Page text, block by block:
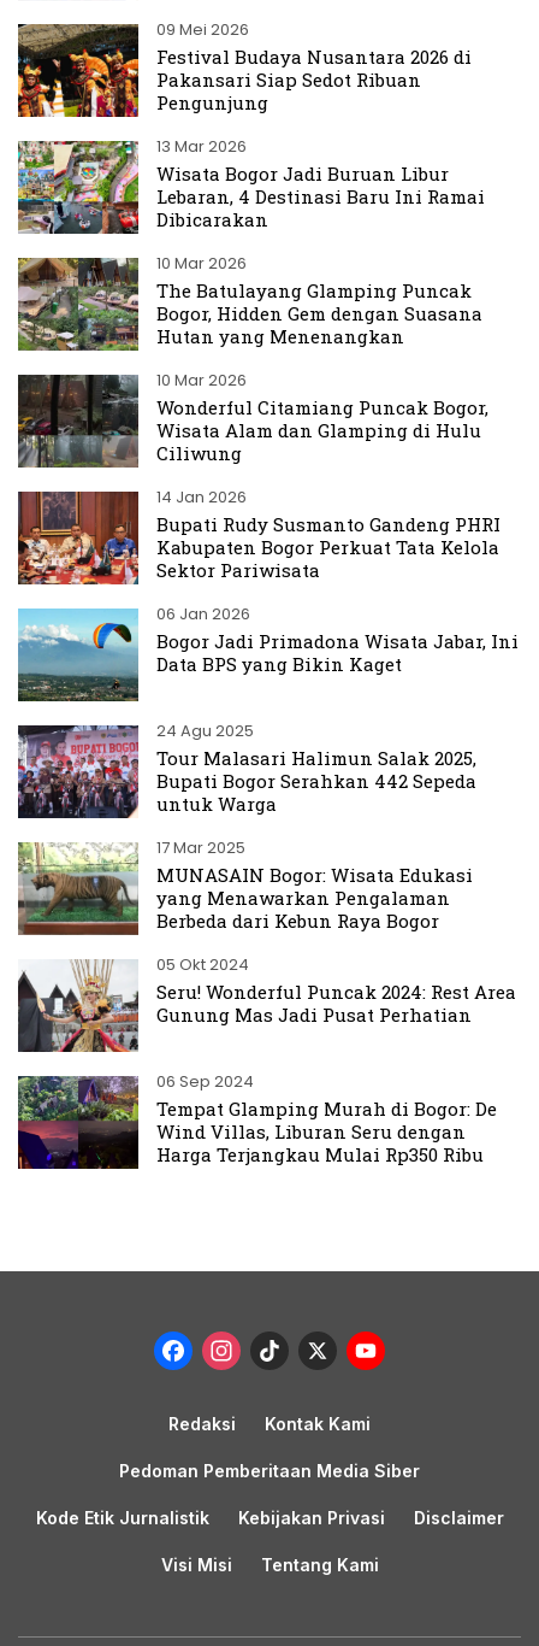
09 Mei 2026
Festival Budaya Nusantara 2026 di
Pakansari Siap Sedot Ribuan
Pengunjung
13 Mar 2026
Wisata Bogor Jadi Buruan Libur
Lebaran, 4 Destinasi Baru Ini Ramai
Dibicarakan
10 Mar 2026
The Batulayang Glamping Puncak
Bogor, Hidden Gem dengan Suasana
Hutan yang Menenangkan
10 Mar 2026
Wonderful Citamiang Puncak Bogor,
Wisata Alam dan Glamping di Hulu
Ciliwung
14 Jan 2026
Bupati Rudy Susmanto Gandeng PHRI
Kabupaten Bogor Perkuat Tata Kelola
Sektor Pariwisata
06 Jan 2026
Bogor Jadi Primadona Wisata Jabar, Ini
Data BPS yang Bikin Kaget
24 Agu 2025
Tour Malasari Halimun Salak 2025,
Bupati Bogor Serahkan 442 Sepeda
untuk Warga
17 Mar 2025
MUNASAIN Bogor: Wisata Edukasi
yang Menawarkan Pengalaman
Berbeda dari Kebun Raya Bogor
05 Okt 2024
Seru! Wonderful Puncak 2024: Rest Area
Gunung Mas Jadi Pusat Perhatian
06 Sep 2024
Tempat Glamping Murah di Bogor: De
Wind Villas, Liburan Seru dengan
Harga Terjangkau Mulai Rp350 Ribu
Facebook
Instagram
TikTok
X
Redaksi Kontak Kami
Pedoman Pemberitaan Media Siber
Kode Etik Jurnalistik Kebijakan Privasi Disclaimer
Visi Misi Tentang Kami